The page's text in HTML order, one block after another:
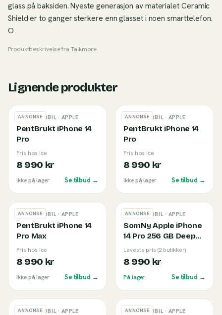
glass på baksiden. Nyeste generasjon av materialet Ceramic
Shield er to ganger sterkere enn glasset i noen smarttelefon.
O
Produktbeskrivelse fraTalkmore.
Lignende produkter
ANNONSE
BRUKT MOBIL· APPLE
PentBrukt iPhone 14
Pro
Pris hos Ice
8 990 kr
Ikke på lager Se tilbud →
ANNONSE
BRUKT MOBIL· APPLE
PentBrukt iPhone 14
Pro
Pris hos Ice
8 990 kr
Ikke på lager Se tilbud →
ANNONSE
BRUKT MOBIL· APPLE
PentBrukt iPhone 14
Pro Max
Pris hos Ice
8 990 kr
Ikke på lager Se tilbud →
ANNONSE
BRUKT MOBIL· APPLE
SomNy Apple iPhone
14 Pro 256 GB Deep
Purple (B)
Laveste pris (2 butikker)
8 990 kr
På lager Se tilbud →
ANNONSE
BRUKT MOBIL· APPLE ANNONSE
BRUKT MOBIL· APPLE